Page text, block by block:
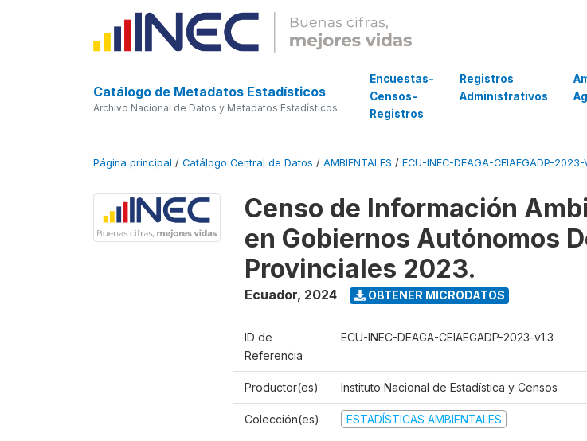
Catálogo de Metadatos Estadísticos
Archivo Nacional de Datos y Metadatos Estadísticos
Encuestas-
Censos-
Registros
Registros
Administrativos
Página principal / Catálogo Central de Datos / AMBIENTALES / ECU-INEC-DEAGA-CEIAEGADP-2023-
Censo de Información
en Gobiernos Autónomos
Provinciales 2023.
Ecuador, 2024 OBTENER MICRODATOS
ID de
Referencia
ECU-INEC-DEAGA-CEIAEGADP-2023-v1.3
Productor(es) Instituto Nacional de Estadística y Censos
Colección(es) ESTADÍSTICAS AMBIENTALES